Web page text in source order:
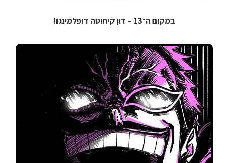
במקום ה־13 – דון קיחוטה דופלמינגו!